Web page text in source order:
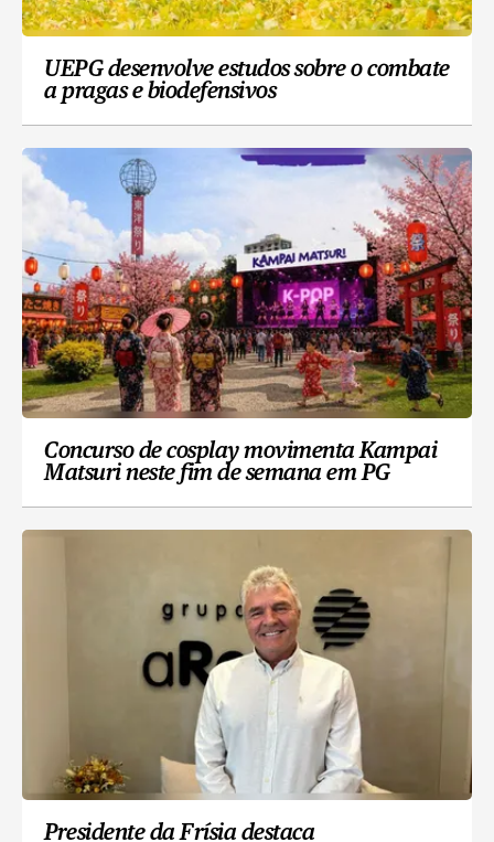
UEPG desenvolve estudos sobre o combate
a pragas e biodefensivos
Concurso de cosplay movimenta Kampai
Matsuri neste fim de semana em PG
Presidente da Frísia destaca